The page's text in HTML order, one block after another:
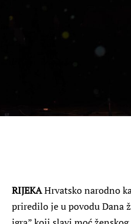
RIJEKAHrvatsko narodno
priredilo je u povodu Dana